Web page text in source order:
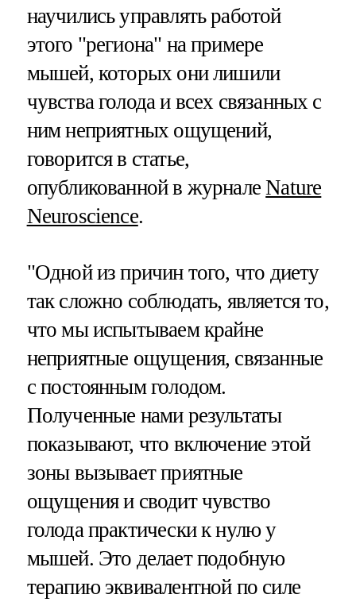
научились управлять работой
этого "региона" на примере
мышей, которых они лишили
чувства голода и всех связанных с
ним неприятных ощущений,
говорится в статье,
опубликованной в журналеNature
Neuroscience.
"Одной из причин того, что диету
так сложно соблюдать, является то,
что мы испытываем крайне
неприятные ощущения, связанные
с постоянным голодом.
Полученные нами результаты
показывают, что включение этой
зоны вызывает приятные
ощущения и сводит чувство
голода практически к нулю у
мышей. Это делает подобную
терапию эквивалентной по силе